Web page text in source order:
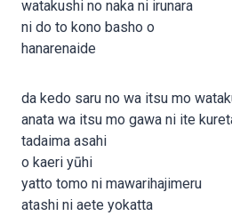
watakushi no naka ni irunara
ni do to kono basho o
hanarenaide
da kedo saru no wa itsu mo
anata wa itsu mo gawa ni ite
tadaima asahi
o kaeri yūhi
yatto tomo ni mawarihajimeru
atashi ni aete yokatta